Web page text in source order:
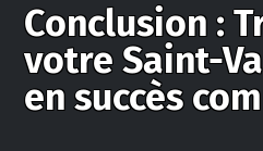
Conclusion :
votre Saint-
en succès